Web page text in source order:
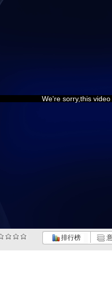
We're sorry,this
排行榜